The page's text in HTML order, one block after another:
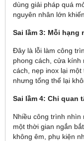
dùng giải pháp quá
nguyên nhân lớn
Sai lầm 3: Mỗi hạng
Đây là lỗi làm công
phong cách, cửa kính
cách, nẹp inox lại một
nhưng tổng thể lại
Sai lầm 4: Chỉ quan
Nhiều công trình nhìn
một thời gian ngắn
không êm, phụ kiện